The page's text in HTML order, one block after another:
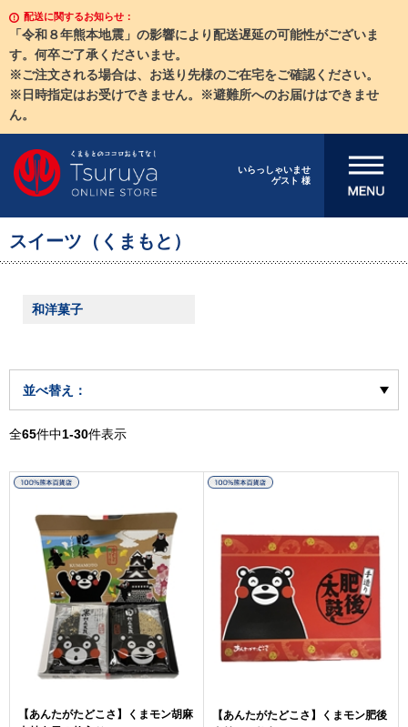
配送に関するお知らせ：
「令和８年熊本地震」の影響により配送遅延の可能性がございま
す。何卒ご了承くださいませ。
※ご注文される場合は、お送り先様のご在宅をご確認ください。
※日時指定はお受けできません。※避難所へのお届けはできませ
ん。
いらっしゃいませ
ゲスト 様
メニューを開
スイーツ（くまもと）
和洋菓子
並べ替え：
全65件中1-30件表示
【あんたがたどこさ】くまモン胡麻
【あんたがたどこさ】くまモン肥後